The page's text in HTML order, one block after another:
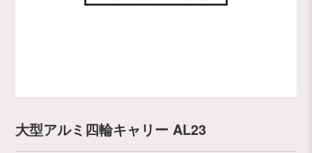
大型アルミ四輪キャリー AL23